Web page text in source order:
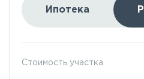
Ипотека
Стоимость участка